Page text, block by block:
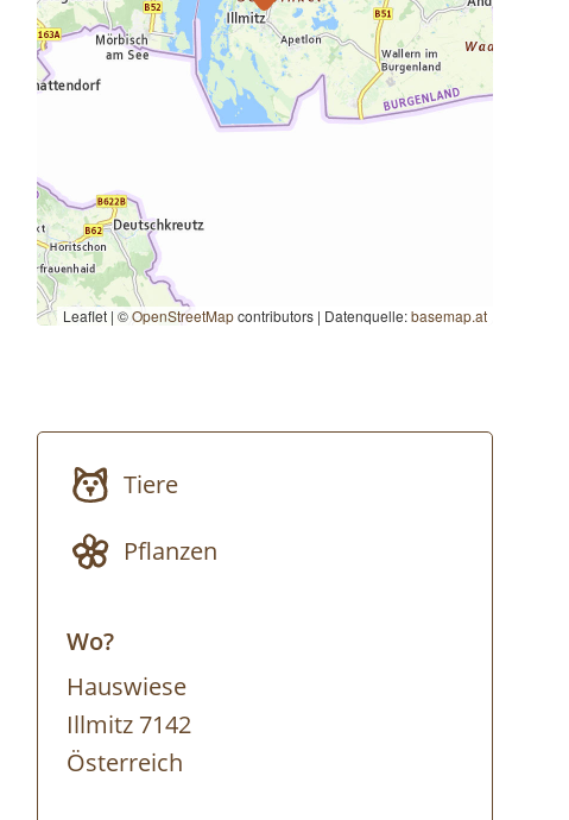
Leaflet | ©OpenStreetMapcontributors | Datenquelle:basemap.at
Tiere
Pflanzen
Wo?
Hauswiese
Illmitz 7142
Österreich